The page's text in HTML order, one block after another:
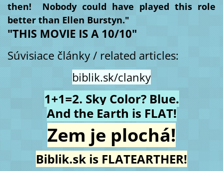
then! Nobody could have played this role
better than Ellen Burstyn."
"THIS MOVIE IS A 10/10"
Súvisiace články / related articles:
biblik.sk/clanky
1+1=2. Sky Color? Blue.
And the Earth is FLAT!
Zem je plochá!
Biblik.sk is FLATEARTHER!